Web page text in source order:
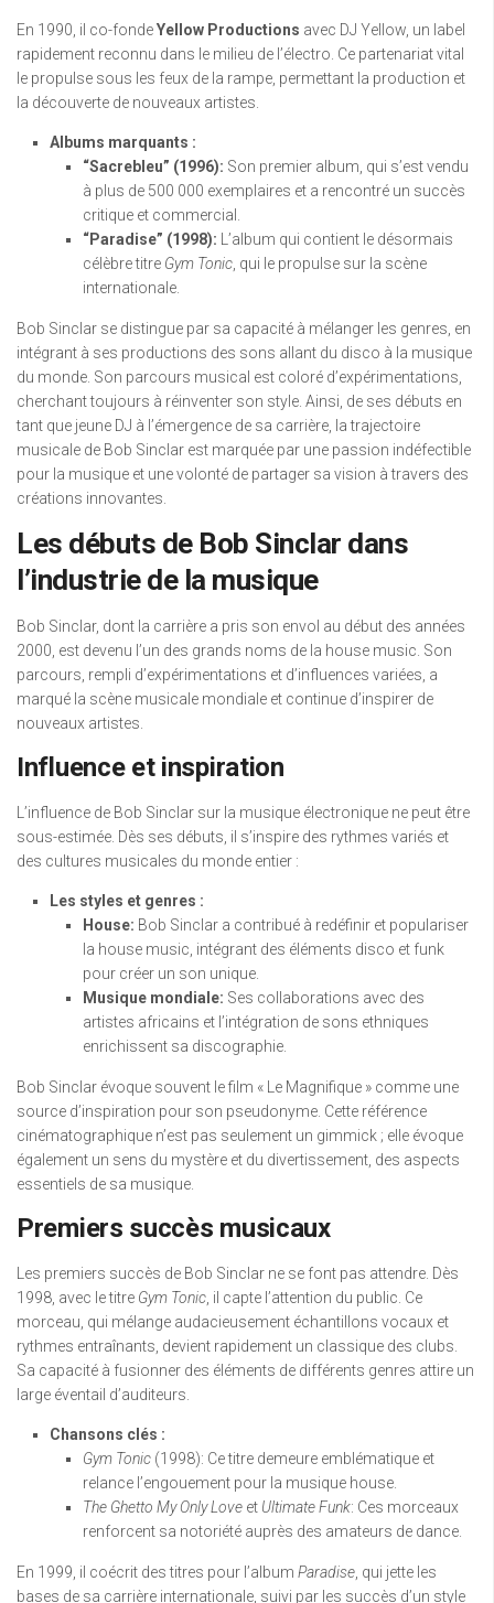
En 1990, il co-fondeYellow Productions avec DJ Yellow, un label
rapidement reconnu dans le milieu de l’électro. Ce partenariat vital
le propulse sous les feux de la rampe, permettant la production et
la découverte de nouveaux artistes.
Albums marquants :
“Sacrebleu” (1996): Son premier album, qui s’est vendu
à plus de 500 000 exemplaires et a rencontré un succès
critique et commercial.
“Paradise” (1998): L’album qui contient le désormais
célèbre titre Gym Tonic, qui le propulse sur la scène
internationale.
Bob Sinclar se distingue par sa capacité à mélanger les genres, en
intégrant à ses productions des sons allant du disco à la musique
du monde. Son parcours musical est coloré d’expérimentations,
cherchant toujours à réinventer son style. Ainsi, de ses débuts en
tant que jeune DJ à l’émergence de sa carrière, la trajectoire
musicale de Bob Sinclar est marquée par une passion indéfectible
pour la musique et une volonté de partager sa vision à travers des
créations innovantes.
Les débuts de Bob Sinclar dans
l’industrie de la musique
Bob Sinclar, dont la carrière a pris son envol au début des années
2000, est devenu l’un des grands noms de la house music. Son
parcours, rempli d’expérimentations et d’influences variées, a
marqué la scène musicale mondiale et continue d’inspirer de
nouveaux artistes.
Influence et inspiration
L’influence de Bob Sinclar sur la musique électronique ne peut être
sous-estimée. Dès ses débuts, il s’inspire des rythmes variés et
des cultures musicales du monde entier :
Les styles et genres :
House: Bob Sinclar a contribué à redéfinir et populariser
la house music, intégrant des éléments disco et funk
pour créer un son unique.
Musique mondiale: Ses collaborations avec des
artistes africains et l’intégration de sons ethniques
enrichissent sa discographie.
Bob Sinclar évoque souvent le film « Le Magnifique » comme une
source d’inspiration pour son pseudonyme. Cette référence
cinématographique n’est pas seulement un gimmick ; elle évoque
également un sens du mystère et du divertissement, des aspects
essentiels de sa musique.
Premiers succès musicaux
Les premiers succès de Bob Sinclar ne se font pas attendre. Dès
1998, avec le titre Gym Tonic, il capte l’attention du public. Ce
morceau, qui mélange audacieusement échantillons vocaux et
rythmes entraînants, devient rapidement un classique des clubs.
Sa capacité à fusionner des éléments de différents genres attire un
large éventail d’auditeurs.
Chansons clés :
Gym Tonic (1998): Ce titre demeure emblématique et
relance l’engouement pour la musique house.
The Ghetto My Only Love et Ultimate Funk: Ces morceaux
renforcent sa notoriété auprès des amateurs de dance.
En 1999, il coécrit des titres pour l’album Paradise, qui jette les
bases de sa carrière internationale, suivi par les succès d’un style